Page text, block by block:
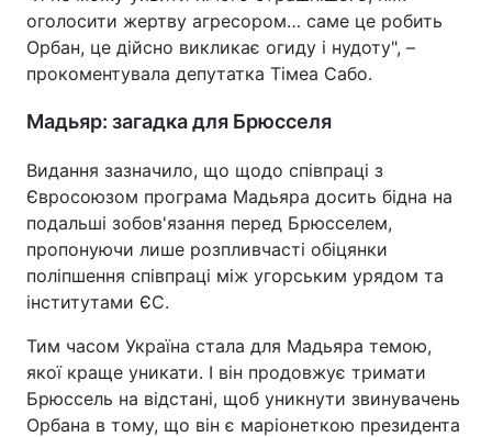
оголосити жертву агресором… саме це робить
Орбан, це дійсно викликає огиду і нудоту", –
прокоментувала депутатка Тімеа Сабо.
Мадьяр: загадка для Брюсселя
Видання зазначило, що щодо співпраці з
Євросоюзом програма Мадьяра досить бідна на
подальші зобов'язання перед Брюсселем,
пропонуючи лише розпливчасті обіцянки
поліпшення співпраці між угорським урядом та
інститутами ЄС.
Тим часом Україна стала для Мадьяра темою,
якої краще уникати. І він продовжує тримати
Брюссель на відстані, щоб уникнути звинувачень
Орбана в тому, що він є маріонеткою президента